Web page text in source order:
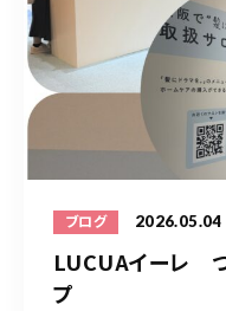
ブログ 2026.05.04
LUCUAイーレ つ
プ